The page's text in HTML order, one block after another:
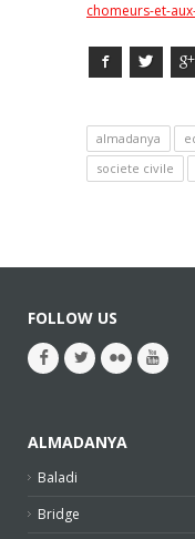
chomeurs-et-
Facebook Twitter
almadanya
societe civile
FOLLOW US
ALMADANYA
Baladi
Bridge